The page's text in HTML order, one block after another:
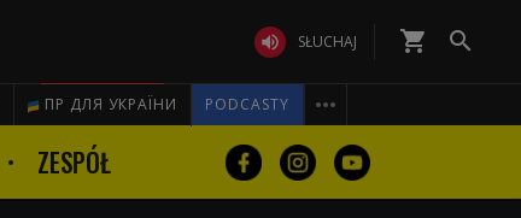
 SŁUCHAJ shopping_cart 
ПР ДЛЯ УКРАЇНИ PODCASTY 
ZESPÓŁ